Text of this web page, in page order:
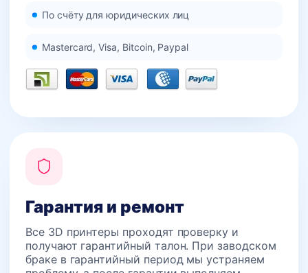
По счёту для юридических лиц
Mastercard, Visa, Bitcoin, Paypal
Гарантия и ремонт
Все 3D принтеры проходят проверку и
получают гарантийный талон. При заводском
браке в гарантийный период мы устраняем